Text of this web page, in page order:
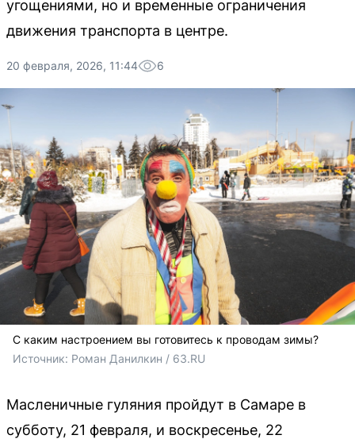
угощениями, но и временные ограничения
движения транспорта в центре.
20 февраля, 2026, 11:44 6
С каким настроением вы готовитесь к проводам зимы?
Источник: Роман Данилкин / 63.RU
Масленичные гуляния пройдут в Самаре в
субботу, 21 февраля, и воскресенье, 22